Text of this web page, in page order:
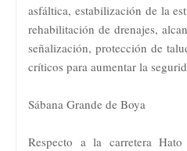
asfáltica, estabilización de la
rehabilitación de drenajes,
señalización, protección de
críticos para aumentar la
Sábana Grande de Boya
Respecto a la carretera